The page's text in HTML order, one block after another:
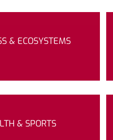
& ECOSYSTEMS
& SPORTS